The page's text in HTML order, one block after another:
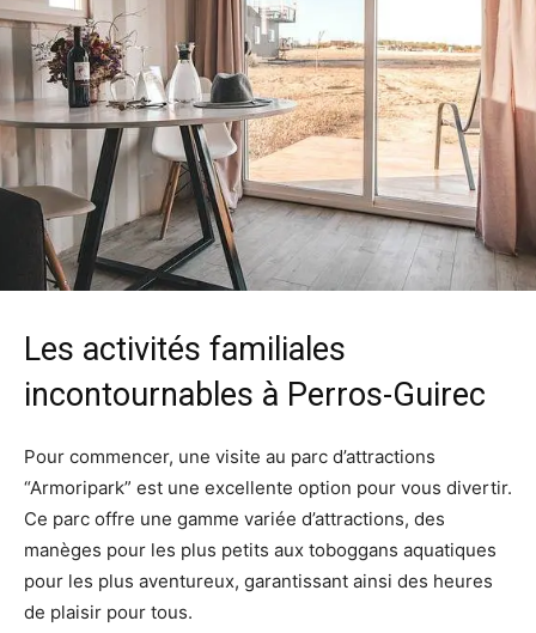
Les activités familiales
incontournables à Perros-Guirec
Pour commencer, une visite au parc d’attractions
“Armoripark” est une excellente option pour vous divertir.
Ce parc offre une gamme variée d’attractions, des
manèges pour les plus petits aux toboggans aquatiques
pour les plus aventureux, garantissant ainsi des heures
de plaisir pour tous.